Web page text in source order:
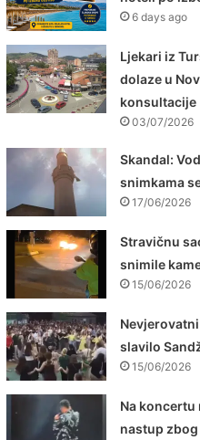
6 days ago
Ljekari iz
dolaze u
konsultacije
03/07/2026
Skandal:
snimkama
17/06/2026
Stravičnu
snimile
15/06/2026
slavilo
15/06/2026
Na koncertu
nastup zbog